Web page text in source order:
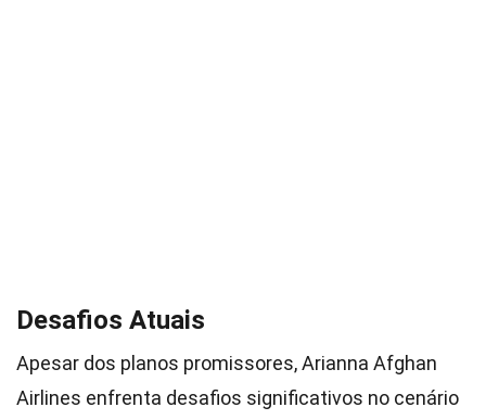
Desafios Atuais
Apesar dos planos promissores, Arianna Afghan
Airlines enfrenta desafios significativos no cenário